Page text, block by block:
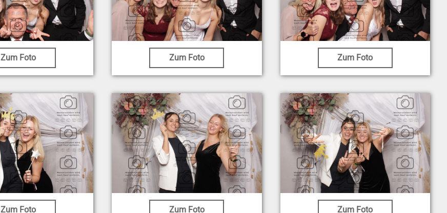
Zum Foto Zum Foto Zum Foto
Zum Foto Zum Foto Zum Foto